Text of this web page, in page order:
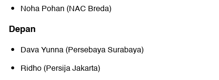
Noha Pohan (NAC Breda)
Depan
Dava Yunna (Persebaya Surabaya)
Ridho (Persija Jakarta)